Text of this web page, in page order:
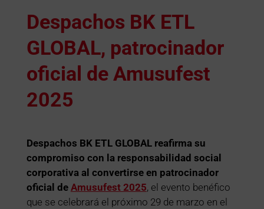
Despachos BK ETL
GLOBAL, patrocinador
oficial de Amusufest
2025
Despachos BK ETL GLOBAL reafirma su
compromiso con la responsabilidad social
corporativa al convertirse en patrocinador
oficial de Amusufest 2025, el evento benéfico
que se celebrará el próximo 29 de marzo en el